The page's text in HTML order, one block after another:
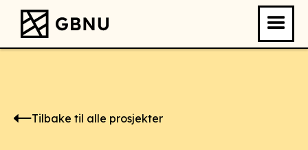
Tilbake til alle prosjekter